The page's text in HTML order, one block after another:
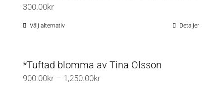
300.00kr
Välj alternativDen
har
flera
Detaljer
*Tuftad blomma av Tina Olsson
900.00kr – 1,250.00krPrisintervall: